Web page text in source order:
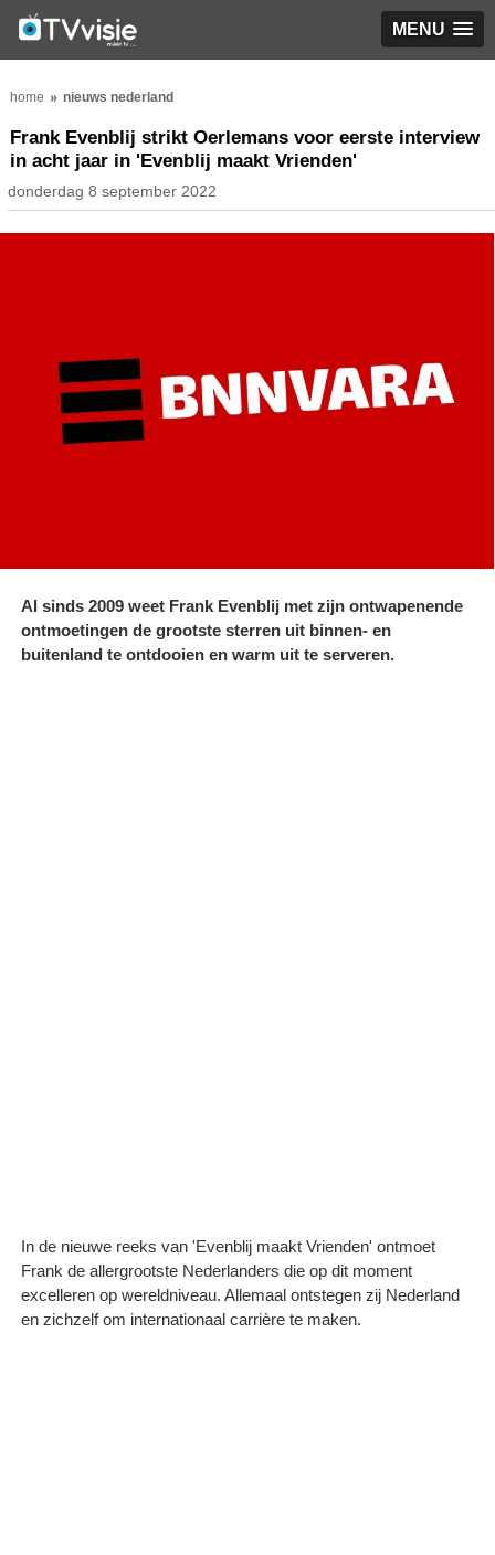
MENU
home nieuws nederland
Frank Evenblij strikt Oerlemans voor eerste interview
in acht jaar in 'Evenblij maakt Vrienden'
donderdag 8 september 2022
Al sinds 2009 weet Frank Evenblij met zijn ontwapenende
ontmoetingen de grootste sterren uit binnen- en
buitenland te ontdooien en warm uit te serveren.
In de nieuwe reeks van 'Evenblij maakt Vrienden' ontmoet
Frank de allergrootste Nederlanders die op dit moment
excelleren op wereldniveau. Allemaal ontstegen zij Nederland
en zichzelf om internationaal carrière te maken.